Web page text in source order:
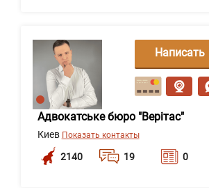
Адвокатське бюро "Верітас"
Киев Показать контакты
2140 19 0
Написать
сообщение